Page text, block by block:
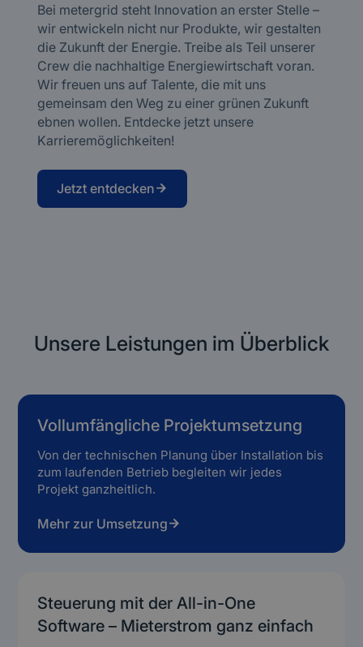
Bei metergrid steht Innovation an erster Stelle –
wir entwickeln nicht nur Produkte, wir gestalten
die Zukunft der Energie. Treibe als Teil unserer
Crew die nachhaltige Energiewirtschaft voran.
Wir freuen uns auf Talente, die mit uns
gemeinsam den Weg zu einer grünen Zukunft
ebnen wollen. Entdecke jetzt unsere
Karrieremöglichkeiten!
Jetzt entdecken
Unsere Leistungen im Überblick
Vollumfängliche Projektumsetzung
Von der technischen Planung über Installation bis
zum laufenden Betrieb begleiten wir jedes
Projekt ganzheitlich.
Mehr zur Umsetzung
Steuerung mit der All-in-One
Software – Mieterstrom ganz einfach